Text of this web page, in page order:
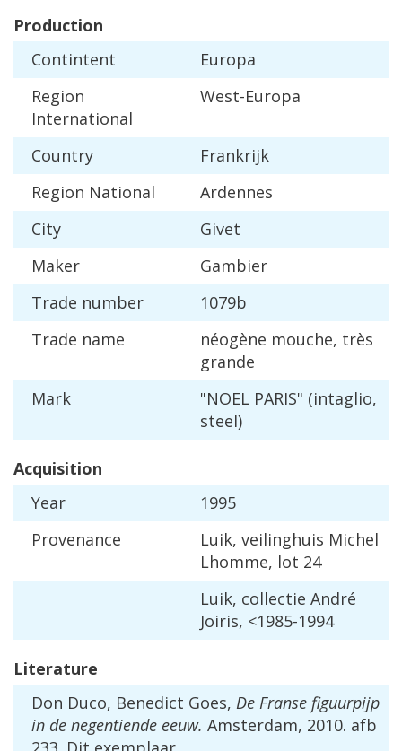
Production
Contintent
Europa
Region
International
West-Europa
Country
Frankrijk
Region National
Ardennes
City
Givet
Maker
Gambier
Trade number
1079b
Trade name néogène mouche, très
grande
Mark
"NOEL PARIS" (intaglio,
steel)
Acquisition
Year
1995
Provenance
Luik, veilinghuis Michel
Lhomme, lot 24
Luik, collectie André
Joiris, <1985-1994
Literature
Don Duco, Benedict Goes, De Franse figuurpijp
in de negentiende eeuw. Amsterdam, 2010. afb